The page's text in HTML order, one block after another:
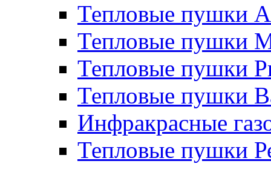
Тепловые пушки
Тепловые пушки
Тепловые пушки
Тепловые пушки
Инфракрасные
Тепловые пушки